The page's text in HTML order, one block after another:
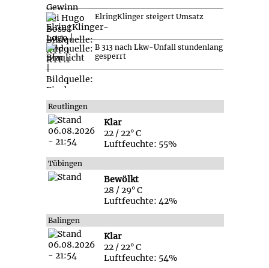
ElringKlinger steigert Umsatz
B 313 nach Lkw-Unfall stundenlang
gesperrt
Reutlingen
Klar
22 / 22° C
Luftfeuchte: 55%
Tübingen
Bewölkt
28 / 29° C
Luftfeuchte: 42%
Balingen
Klar
22 / 22° C
Luftfeuchte: 54%